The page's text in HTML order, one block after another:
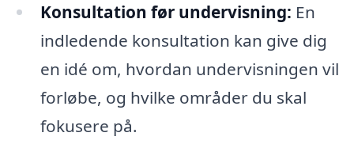
Konsultation før undervisning: En
indledende konsultation kan give dig
en idé om, hvordan undervisningen vil
forløbe, og hvilke områder du skal
fokusere på.